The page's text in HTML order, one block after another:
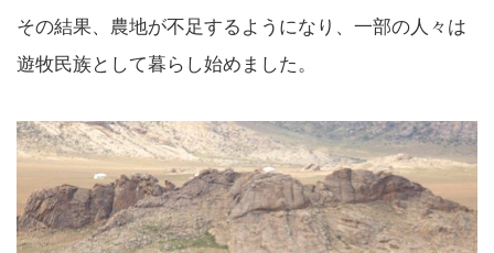
その結果、農地が不足するようになり、一部の人々は
遊牧民族として暮らし始めました。